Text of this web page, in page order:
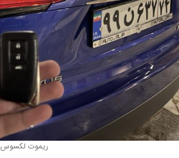
ریموت لکسوس NX200